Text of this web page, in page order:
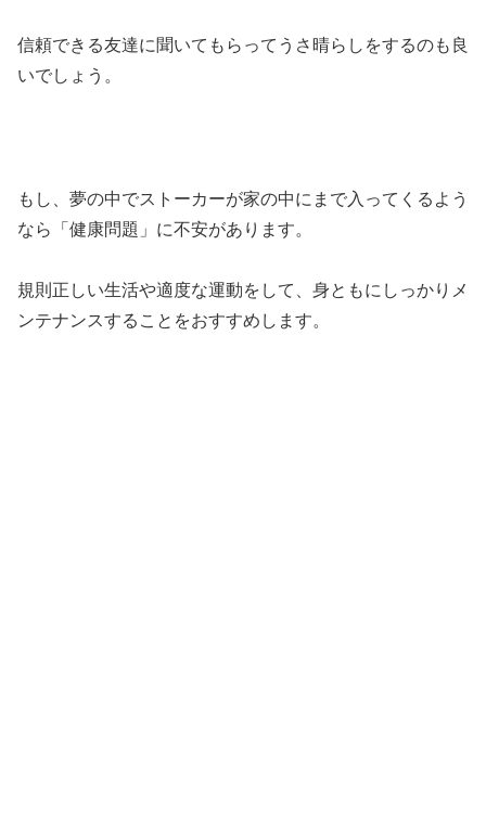
信頼できる友達に聞いてもらってうさ晴らしをするのも良
いでしょう。
もし、夢の中でストーカーが家の中にまで入ってくるよう
なら「健康問題」に不安があります。
規則正しい生活や適度な運動をして、身ともにしっかりメ
ンテナンスすることをおすすめします。